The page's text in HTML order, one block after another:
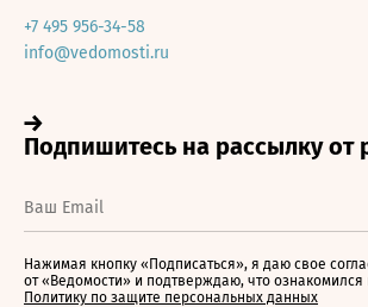
+7 495 956-34-58
info@vedomosti.ru
Нажимая кнопку «Подписаться», я даю свое
от «Ведомости» и подтверждаю, что
Политику по защите персональных данных